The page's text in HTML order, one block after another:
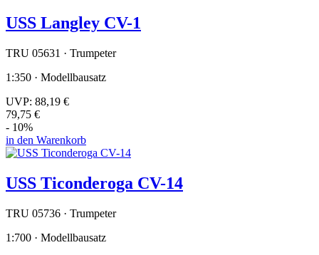
USS Langley CV-1
TRU 05631 · Trumpeter
1:350 · Modellbausatz
UVP: 88,19 €
79,75 €
- 10%
in den Warenkorb
USS Ticonderoga CV-14
TRU 05736 · Trumpeter
1:700 · Modellbausatz